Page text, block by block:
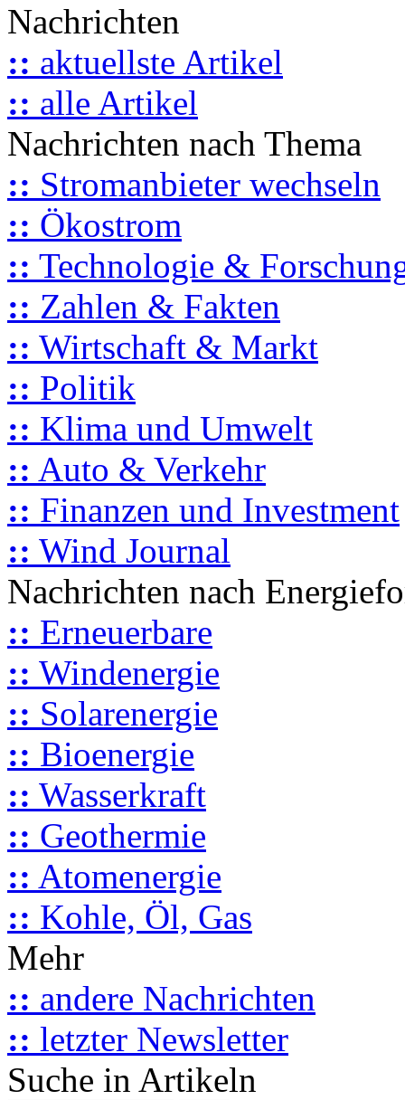
Nachrichten
:: aktuellste Artikel
:: alle Artikel
Nachrichten nach Thema
:: Stromanbieter wechseln
:: Ökostrom
:: Technologie &
:: Zahlen & Fakten
:: Wirtschaft & Markt
:: Politik
:: Klima und Umwelt
:: Auto & Verkehr
:: Finanzen und Investment
:: Wind Journal
Nachrichten nach
:: Erneuerbare
:: Windenergie
:: Solarenergie
:: Bioenergie
:: Wasserkraft
:: Geothermie
:: Atomenergie
:: Kohle, Öl, Gas
Mehr
:: andere Nachrichten
:: letzter Newsletter
Suche in Artikeln